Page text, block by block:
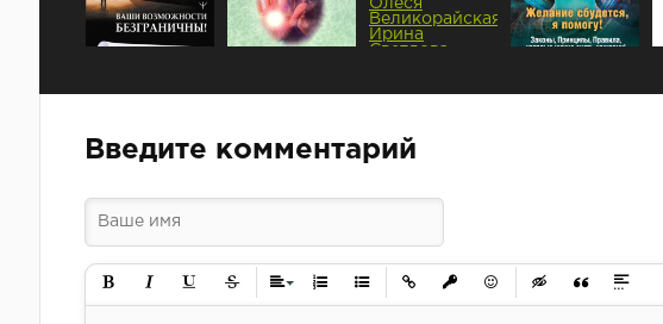
Введите комментарий
Полужирный
КурсивПодчеркнутый
ЗачеркнутыйВыравнивание
Нумерованный список
Маркированный список
Вставить ссылку
Вставить защищенную
Вставить смайлик
Вставка скрытого
Вставка